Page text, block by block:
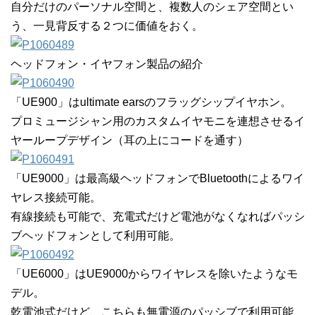
自分だけのパーソナル空間と、複数人のシェア空間とい
う、一見背反する２つに価値をおく。
ヘッドフォン・イヤフォン製品の紹介
「UE900」はultimate earsのフラッグシップイヤホン。
プロミュージシャン用のカスタムイヤモニを連想させるイ
ヤーループデザイン（耳の上にコードを通す）
「UE9000」は最高級ヘッドフォンでBluetoothによるワイ
ヤレス接続可能。
有線接続も可能で、充電式だけど電池がなくなればパッシ
ブヘッドフォンとして利用可能。
「UE6000」はUE9000からワイヤレスを除いたようなモ
デル。
乾電池式だけど、こちらも無電源のパッシブで利用可能